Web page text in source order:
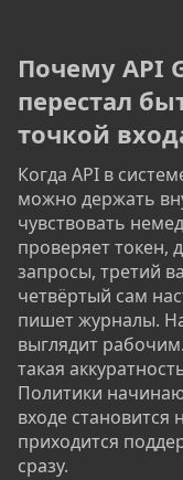
Почему API
перестал
точкой
Когда API в
можно держать
чувствовать
проверяет токен,
запросы, третий
четвёртый сам
пишет журналы.
выглядит
такая
Политики
входе
приходится
сразу.